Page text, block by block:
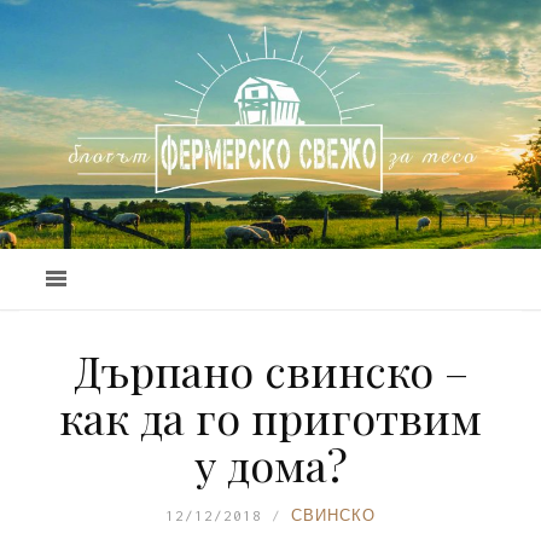
Дърпано свинско –
как да го приготвим
у дома?
12/12/2018 СВИНСКО